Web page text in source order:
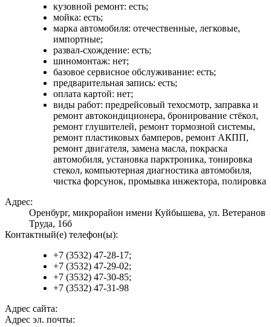
кузовной ремонт: есть;
мойка: есть;
марка автомобиля: отечественные, легковые,
импортные;
развал-схождение: есть;
шиномонтаж: нет;
базовое сервисное обслуживание: есть;
предварительная запись: есть;
оплата картой: нет;
виды работ: предрейсовый техосмотр, заправка и
ремонт автокондиционера, бронирование стёкол,
ремонт глушителей, ремонт тормозной системы,
ремонт пластиковых бамперов, ремонт АКПП,
ремонт двигателя, замена масла, покраска
автомобиля, установка парктроника, тонировка
стекол, компьютерная диагностика автомобиля,
чистка форсунок, промывка инжектора, полировка
Адрес:
Оренбург, микрорайон имени Куйбышева, ул. Ветеранов
Труда, 16б
Контактный(е) телефон(ы):
+7 (3532) 47-28-17;
+7 (3532) 47-29-02;
+7 (3532) 47-30-85;
+7 (3532) 47-31-98
Адрес сайта:
Адрес эл. почты: